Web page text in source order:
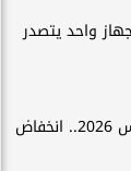
واحد يتصدر
الطقس غدًا السبت 8 أغسطس 2026.. انخفاض